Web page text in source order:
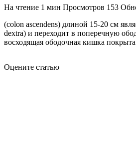
На чтение 1 мин Просмотров 153
(colon ascendens) длиной 15-20 см
dextra) и переходит в поперечную
восходящая ободочная кишка
Оцените статью